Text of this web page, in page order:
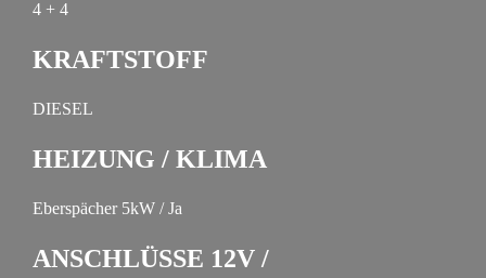
4 + 4
KRAFTSTOFF
DIESEL
HEIZUNG / KLIMA
Eberspächer 5kW / Ja
ANSCHLÜSSE 12V /